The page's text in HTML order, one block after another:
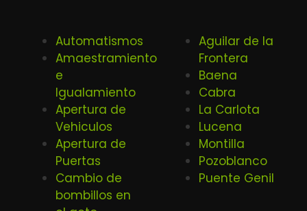
Automatismos
Amaestramiento
e
Igualamiento
Apertura de
Vehiculos
Apertura de
Puertas
Cambio de
bombillos en
Aguilar de la
Frontera
Baena
Cabra
La Carlota
Lucena
Montilla
Pozoblanco
Puente Genil